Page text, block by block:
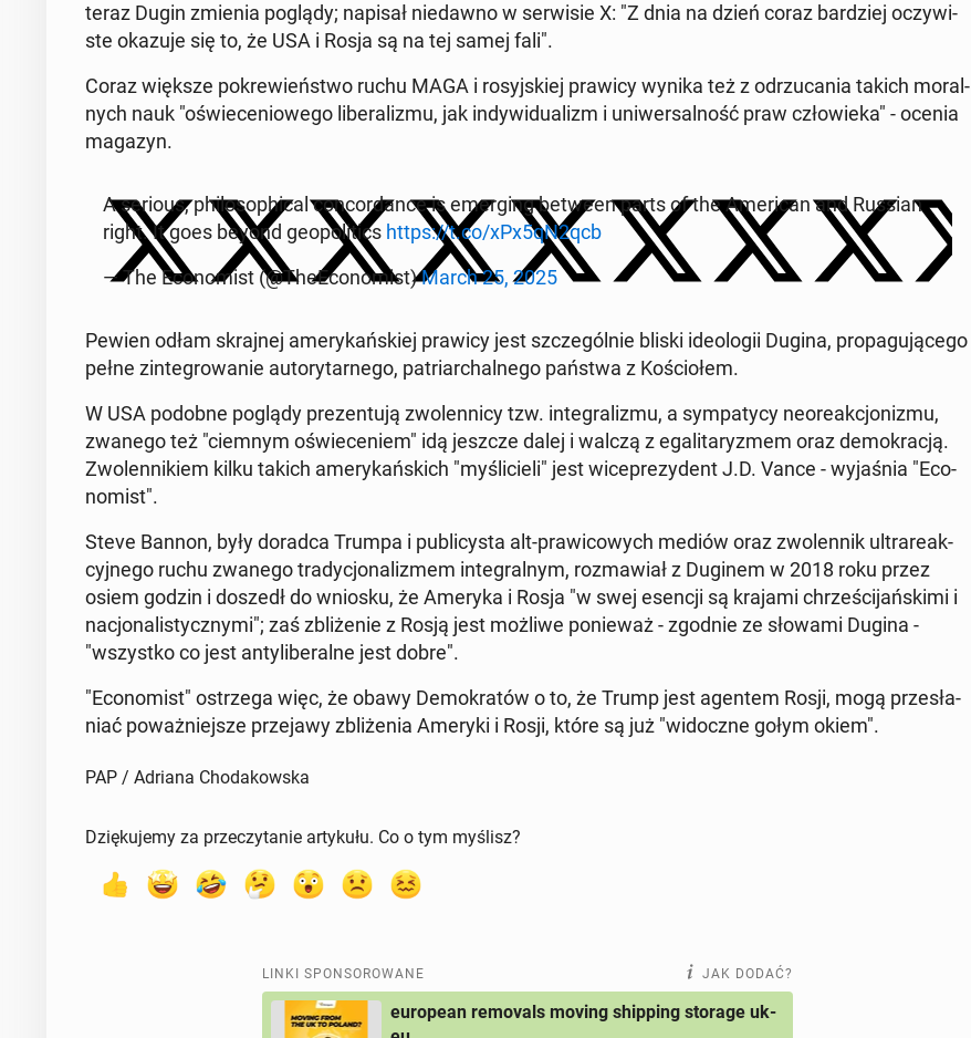
teraz Dugin zmienia poglądy; napisał nie­daw­no w ser­wi­sie X: "Z dnia na dzień coraz bar­dziej oczy­wi­
ste okazuje się to, że USA i Rosja są na tej samej fali".
Coraz większe po­kre­wień­stwo ruchu MAGA i ro­syj­skiej prawicy wynika też z od­rzu­ca­nia takich mo­ral­
nych nauk "oświe­ce­nio­we­go li­be­ra­li­zmu, jak in­dy­wi­du­alizm i uni­wer­sal­ność praw czło­wie­ka" - ocenia
magazyn.
A serious, phi­lo­so­phi­cal con­cor­dan­ce is emer­ging between parts of the Ame­ri­can and Russian
right. It goes beyond geo­po­li­tics https://t.co/xPx5qN2qcb
— The Eco­no­mist (@The­Eco­no­mist)March 25, 2025
Pewien odłam skraj­nej ame­ry­kań­skiej prawicy jest szcze­gól­nie bliski ide­olo­gii Dugina, pro­pa­gu­ją­ce­go
pełne zin­te­gro­wa­nie au­to­ry­tar­ne­go, pa­triar­chal­ne­go państwa z Ko­ścio­łem.
W USA podobne poglądy pre­zen­tu­ją zwo­len­ni­cy tzw. in­te­gra­li­zmu, a sym­pa­ty­cy neo­re­ak­cjo­ni­zmu,
zwanego też "ciemnym oświe­ce­niem" idą jeszcze dalej i walczą z ega­li­ta­ry­zmem oraz de­mo­kra­cją.
Zwo­len­ni­kiem kilku takich ame­ry­kań­skich "my­śli­cie­li" jest wi­ce­pre­zy­dent J.D. Vance - wy­ja­śnia "Eco­
no­mist".
Steve Bannon, były doradca Trumpa i pu­bli­cy­sta alt-pra­wi­co­wych mediów oraz zwo­len­nik ul­tra­re­ak­
cyj­ne­go ruchu zwanego tra­dy­cjo­na­li­zmem in­te­gral­nym, roz­ma­wiał z Duginem w 2018 roku przez
osiem godzin i doszedł do wniosku, że Ameryka i Rosja "w swej esencji są krajami chrze­ści­jań­ski­mi i
na­cjo­na­li­stycz­ny­mi"; zaś zbli­że­nie z Rosją jest możliwe po­nie­waż - zgodnie ze słowami Dugina -
"wszyst­ko co jest an­ty­li­be­ral­ne jest dobre".
"Eco­no­mist" ostrze­ga więc, że obawy De­mo­kra­tów o to, że Trump jest agentem Rosji, mogą prze­sła­
niać po­waż­niej­sze prze­ja­wy zbli­że­nia Ameryki i Rosji, które są już "wi­docz­ne gołym okiem".
PAP / Adriana Chodakowska
Dziękujemy za przeczytanie artykułu. Co o tym myślisz?
LINKI SPONSOROWANE JAK DODAĆ?
european removals moving shipping storage uk-